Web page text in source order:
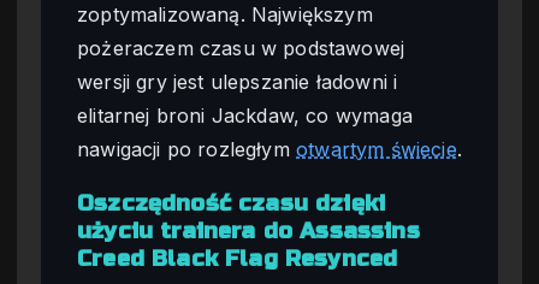
zoptymalizowaną. Największym
pożeraczem czasu w podstawowej
wersji gry jest ulepszanie ładowni i
elitarnej broni Jackdaw, co wymaga
nawigacji po rozległym otwartym świecie.
Oszczędność czasu dzięki
użyciu trainera do Assassins
Creed Black Flag Resynced